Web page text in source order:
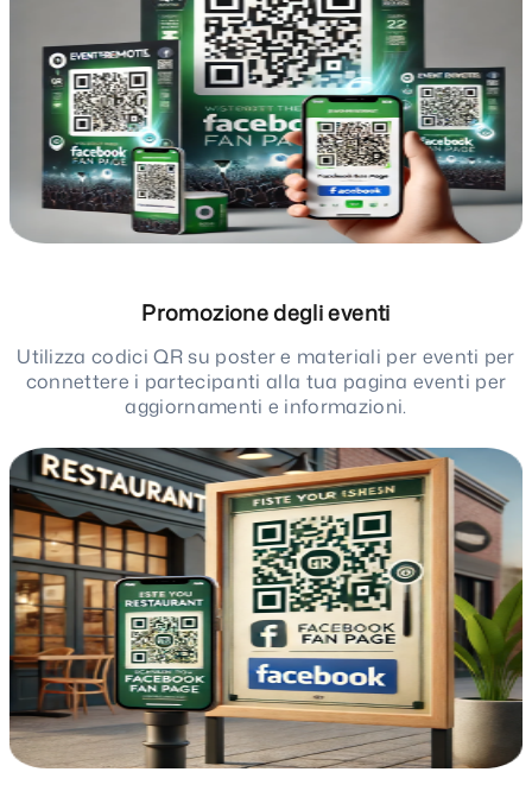
Promozione degli eventi
Utilizza codici QR su poster e materiali per eventi per
connettere i partecipanti alla tua pagina eventi per
aggiornamenti e informazioni.